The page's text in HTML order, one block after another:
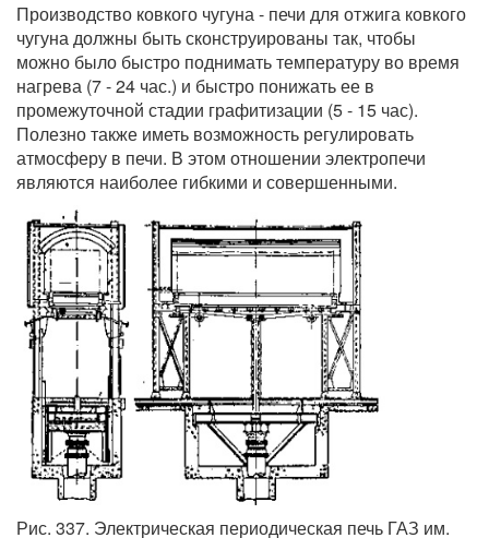
Производство ковкого чугуна - печи для отжига ковкого
чугуна должны быть сконструированы так, чтобы
можно было быстро поднимать температуру во время
нагрева (7 - 24 час.) и быстро понижать ее в
промежуточной стадии графитизации (5 - 15 час).
Полезно также иметь возможность регулировать
атмосферу в печи. В этом отношении электропечи
являются наиболее гибкими и совершенными.
Рис. 337. Электрическая периодическая печь ГАЗ им.